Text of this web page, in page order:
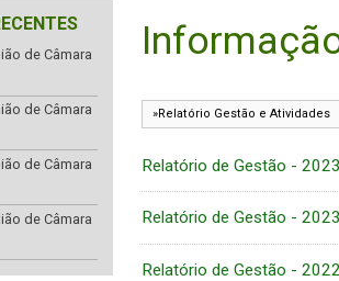
de Câmara
de Câmara
de Câmara
de Câmara
Relatório de Gestão -
Relatório de Gestão -
Relatório de Gestão -